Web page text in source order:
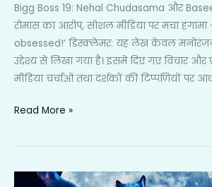
Bigg Boss 19: Nehal Chudasama और
रोमांस का आरोप, सोशल मीडिया पर मचा
obsessed!’ डिस्क्लेमर: यह लेख केवल
उद्देश्य से लिखा गया है। इसमें दिए गए विचार और
मीडिया चर्चाओं तथा दर्शकों की टिप्पणियों पर
पर
मचा
हंगामा
–
फैंस
‘Nehal
Read More »
Thamma